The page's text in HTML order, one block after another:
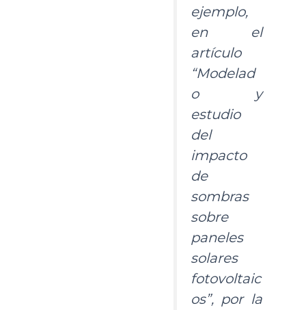
ejemplo,
en el
artículo
“Modelad
o y
estudio
del
impacto
de
sombras
sobre
paneles
solares
fotovoltaic
os”, por la